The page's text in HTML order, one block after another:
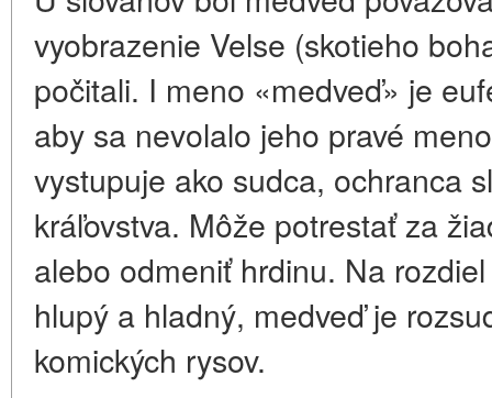
vyobrazenie Velse (skotieho
počitali. I meno «medveď» je
aby sa nevolalo jeho pravé
vystupuje ako sudca, ochranca
kráľovstva. Môže potrestať za
alebo odmeniť hrdinu. Na
hlupý a hladný, medveď je
komických rysov.